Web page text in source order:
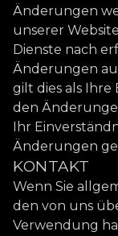
Änderungen
unserer
Dienste nach
Änderungen
gilt dies als
den
Ihr
Änderungen
KONTAKT
Wenn Sie
den von uns
Verwendung